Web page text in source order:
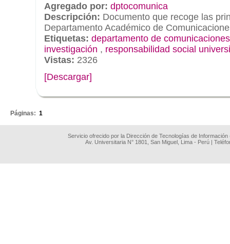
Agregado por: dptocomunica
Descripción: Documento que recoge las
Departamento Académico de
Etiquetas: departamento de comunicaciones
investigación , responsabilidad social
Vistas: 2326
[Descargar]
Páginas: 1
Servicio ofrecido por la Dirección de Tecnologías de
Av. Universitaria N° 1801, San Miguel, Lima - Perú |